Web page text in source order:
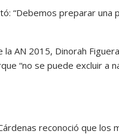
“Debemos preparar
la AN 2015, Dinorah
“no se puede excluir a
reconoció que